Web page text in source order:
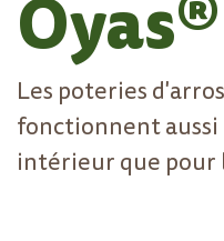
Les poteries
fonctionnent aussi
intérieur que pour